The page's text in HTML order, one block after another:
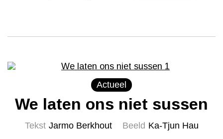
Actueel
We laten ons niet sussen
Tekst Jarmo Berkhout Beeld Ka-Tjun Hau